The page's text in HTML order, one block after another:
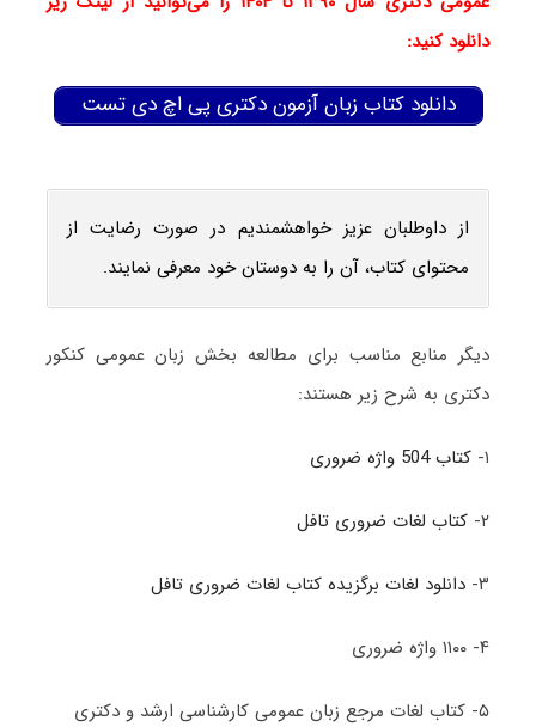
دانلود کنید:
دانلود کتاب زبان آزمون دکتری پی اچ دی تست
از داوطلبان عزیز خواهشمندیم در صورت رضایت از
محتوای کتاب، آن را به دوستان خود معرفی نمایند.
دیگر منابع مناسب برای مطالعه بخش زبان عمومی کنکور
دکتری به شرح زیر هستند:
۱- کتاب 504 واژه ضروری
۲- کتاب لغات ضروری تافل
۳- دانلود لغات برگزیده کتاب لغات ضروری تافل
۴- ۱۱۰۰ واژه ضروری
۵- کتاب لغات مرجع زبان عمومی کارشناسی ارشد و دکتری